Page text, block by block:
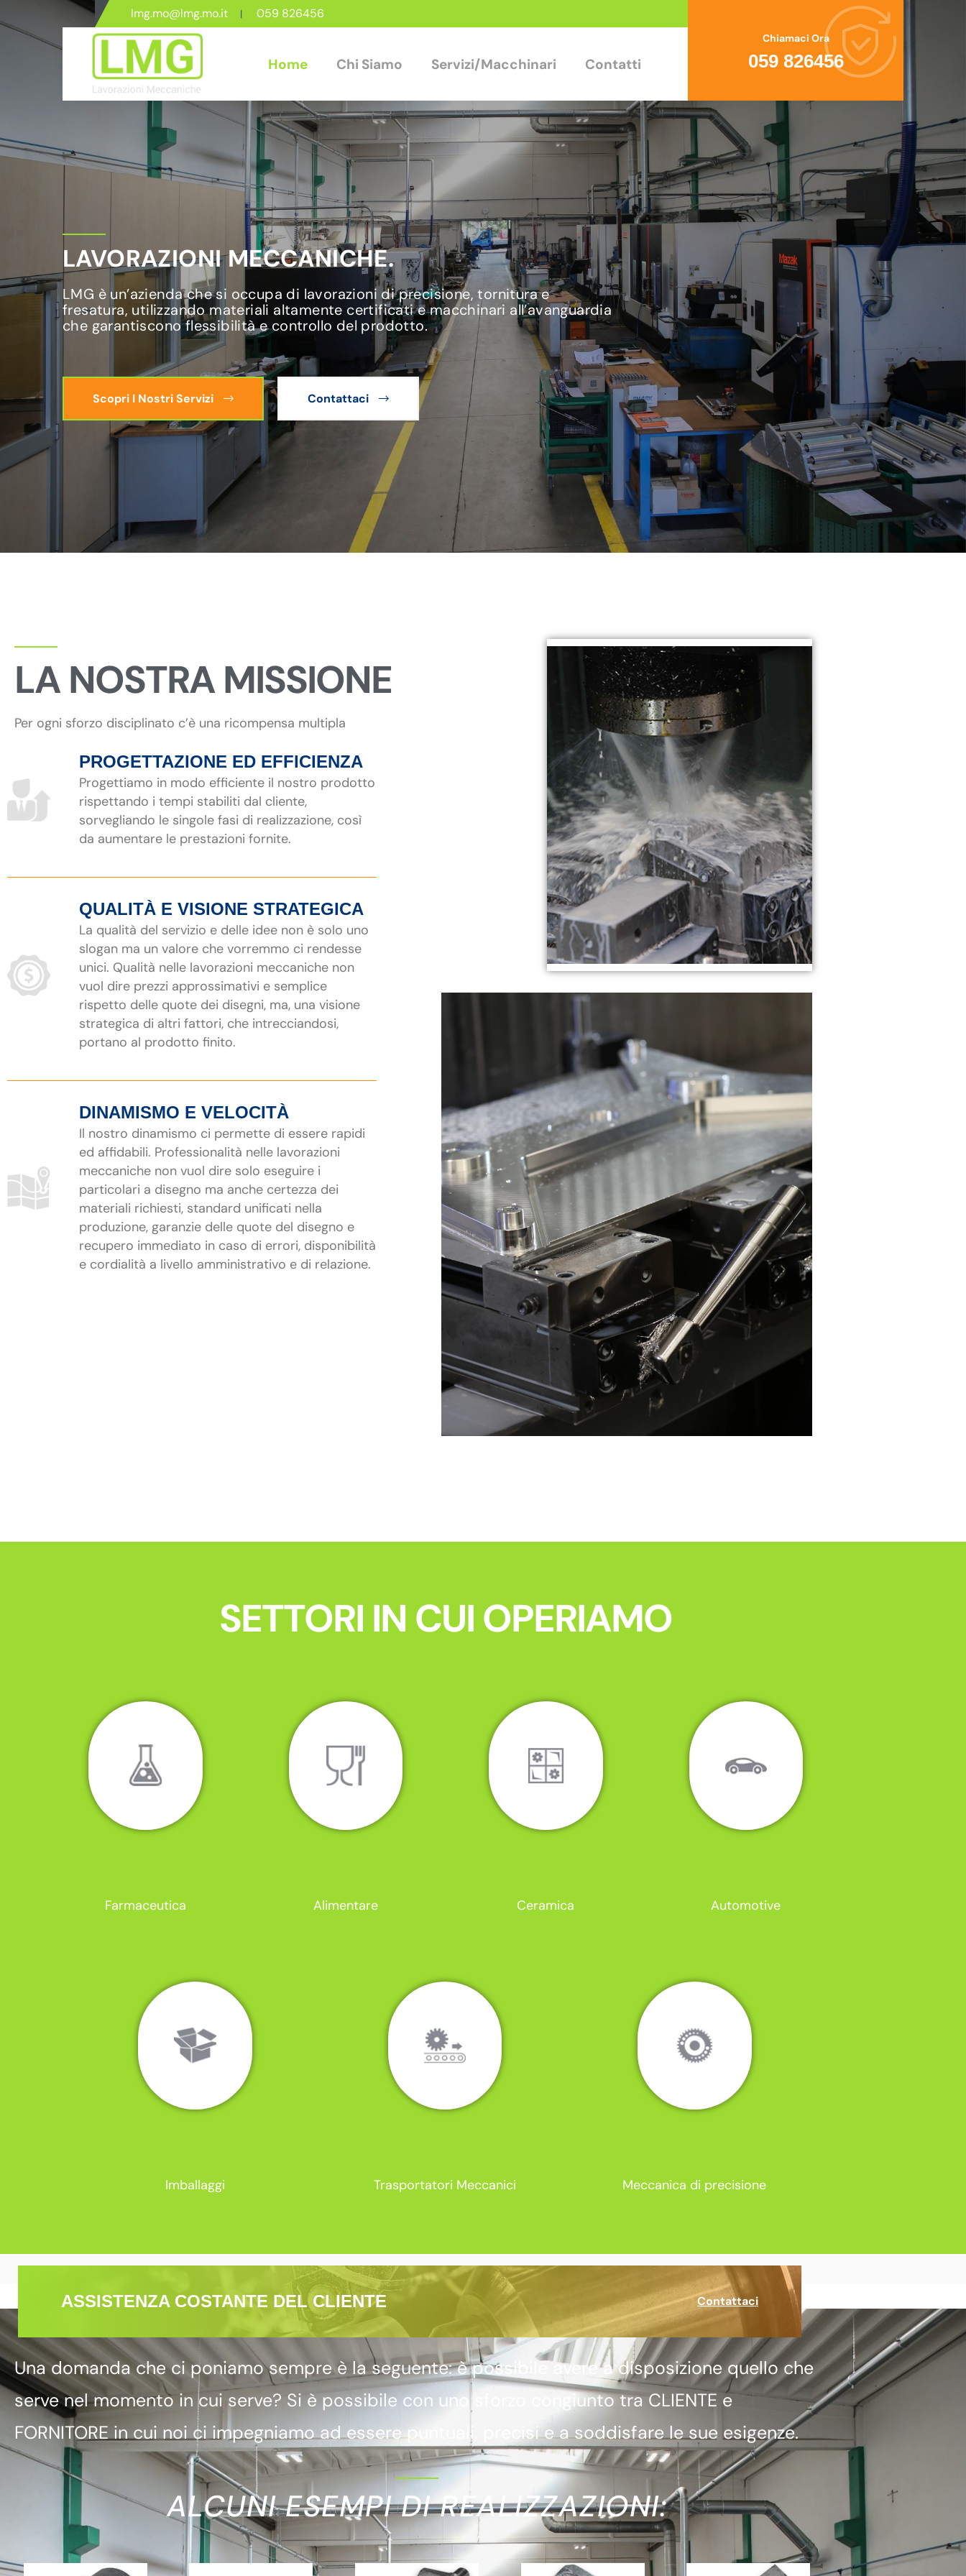
lmg.mo@lmg.mo.it 059 826456
Home Chi Siamo Servizi/Macchinari Contatti
Chiamaci Ora
059 826456
LAVORAZIONI MECCANICHE.
LMG è un’azienda che si occupa di lavorazioni di precisione, tornitura e
fresatura, utilizzando materiali altamente certificati e macchinari all’avanguardia
che garantiscono flessibilità e controllo del prodotto.
Scopri I Nostri Servizi Contattaci
LA NOSTRA MISSIONE
Per ogni sforzo disciplinato c’è una ricompensa multipla
PROGETTAZIONE ED EFFICIENZA
Progettiamo in modo efficiente il nostro prodotto
rispettando i tempi stabiliti dal cliente,
sorvegliando le singole fasi di realizzazione, così
da aumentare le prestazioni fornite.
QUALITÀ E VISIONE STRATEGICA
La qualità del servizio e delle idee non è solo uno
slogan ma un valore che vorremmo ci rendesse
unici. Qualità nelle lavorazioni meccaniche non
vuol dire prezzi approssimativi e semplice
rispetto delle quote dei disegni, ma, una visione
strategica di altri fattori, che intrecciandosi,
portano al prodotto finito.
DINAMISMO E VELOCITÀ
Il nostro dinamismo ci permette di essere rapidi
ed affidabili. Professionalità nelle lavorazioni
meccaniche non vuol dire solo eseguire i
particolari a disegno ma anche certezza dei
materiali richiesti, standard unificati nella
produzione, garanzie delle quote del disegno e
recupero immediato in caso di errori, disponibilità
e cordialità a livello amministrativo e di relazione.
SETTORI IN CUI OPERIAMO
Farmaceutica Alimentare Ceramica Automotive
Imballaggi Trasportatori Meccanici Meccanica di precisione
ASSISTENZA COSTANTE DEL CLIENTE Contattaci
Una domanda che ci poniamo sempre è la seguente: è possibile avere a disposizione quello che
serve nel momento in cui serve? Si è possibile con uno sforzo congiunto tra CLIENTE e
FORNITORE in cui noi ci impegniamo ad essere puntuali, precisi e a soddisfare le sue esigenze.
ALCUNI ESEMPI DI REALIZZAZIONI: